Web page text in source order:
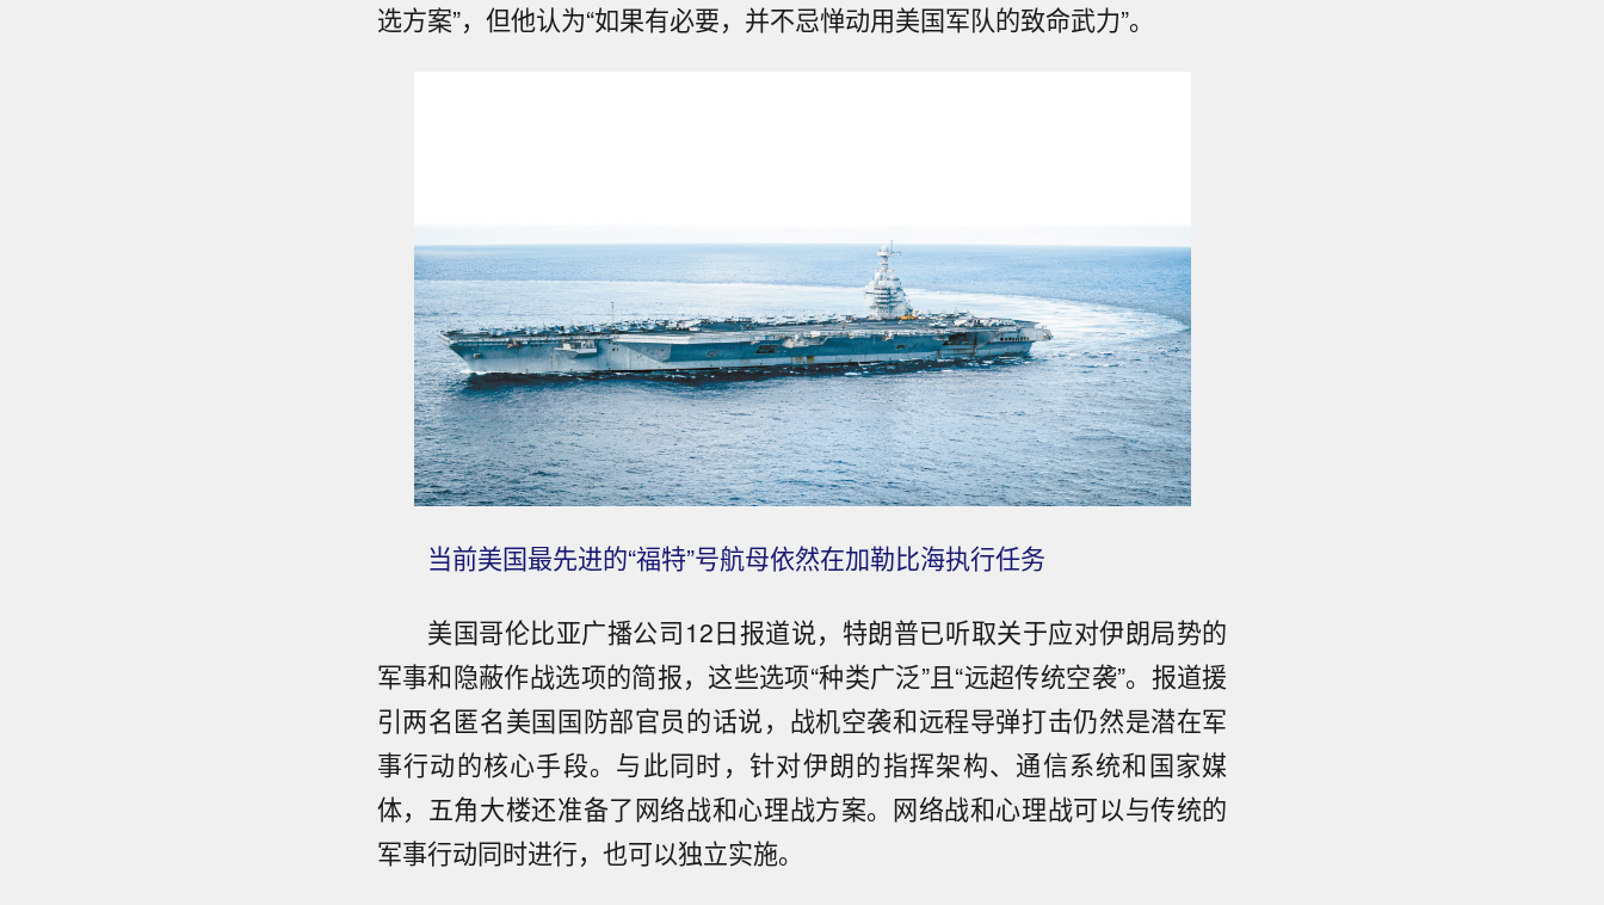
选方案”，但他认为“如果有必要，并不忌惮动用美国军队的致命武力”。
当前美国最先进的“福特”号航母依然在加勒比海执行任务
美国哥伦比亚广播公司12日报道说，特朗普已听取关于应对伊朗局势的
军事和隐蔽作战选项的简报，这些选项“种类广泛”且“远超传统空袭”。报道援
引两名匿名美国国防部官员的话说，战机空袭和远程导弹打击仍然是潜在军
事行动的核心手段。与此同时，针对伊朗的指挥架构、通信系统和国家媒
体，五角大楼还准备了网络战和心理战方案。网络战和心理战可以与传统的
军事行动同时进行，也可以独立实施。